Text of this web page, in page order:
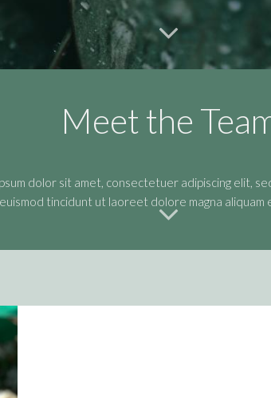
Meet the
dolor sit amet, consectetuer adipiscing elit,
euismod tincidunt ut laoreet dolore magna aliquam